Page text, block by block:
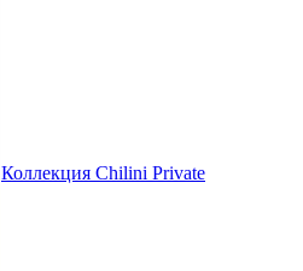
Коллекция Chilini Private